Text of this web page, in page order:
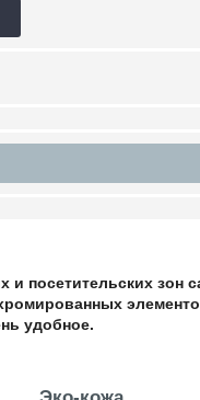
посетительских зон
удобное.